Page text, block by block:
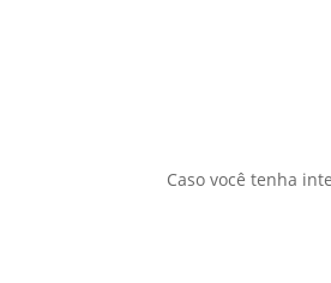
Caso você tenha